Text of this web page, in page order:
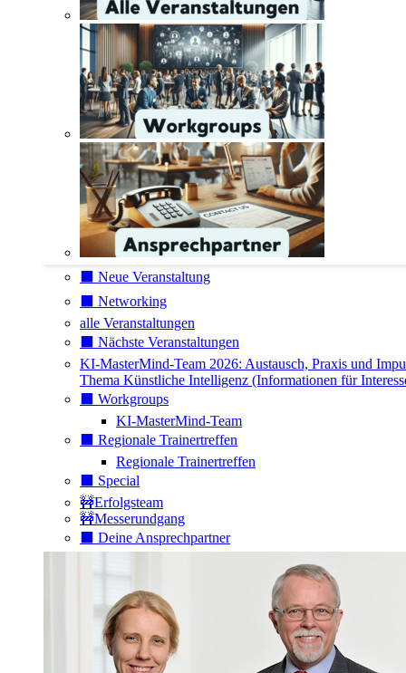
⬛️ Neue Veranstaltung
⬛️ Networking
alle Veranstaltungen
⬛️ Nächste Veranstaltungen
KI-MasterMind-Team 2026: Austausch, Praxis und
Thema Künstliche Intelligenz (Informationen für
⬛️ Workgroups
KI-MasterMind-Team
⬛️ Regionale Trainertreffen
Regionale Trainertreffen
⬛️ Special
🚧Erfolgsteam
🚧Messerundgang
⬛️ Deine Ansprechpartner